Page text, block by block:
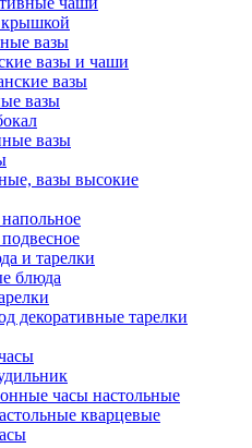
вазы
вазы и чаши
вазы
вазы
вазы
вазы высокие
и тарелки
блюда
декоративные тарелки
часы настольные
кварцевые